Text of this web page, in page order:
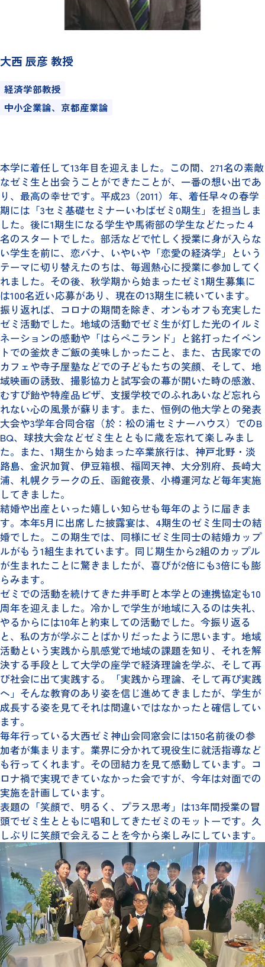
大西 辰彦 教授
経済学部教授
中小企業論、京都産業論
本学に着任して13年目を迎えました。この間、271名の素敵
なゼミ生と出会うことができたことが、一番の想い出であ
り、最高の幸せです。平成23（2011）年、着任早々の春学
期には「3セミ基礎セミナーいわばゼミ0期生」を担当しま
した。後に1期生になる学生や馬術部の学生などたった４
名のスタートでした。部活などで忙しく授業に身が入らな
い学生を前に、恋バナ、いやいや「恋愛の経済学」という
テーマに切り替えたのちは、毎週熱心に授業に参加してく
れました。その後、秋学期から始まったゼミ1期生募集に
は100名近い応募があり、現在の13期生に続いています。
振り返れば、コロナの期間を除き、オンもオフも充実した
ゼミ活動でした。地域の活動でゼミ生が灯した光のイルミ
ネーションの感動や「はらぺこランド」と銘打ったイベン
トでの釜炊きご飯の美味しかったこと、また、古民家での
カフェや寺子屋塾などでの子どもたちの笑顔、そして、地
域映画の誘致、撮影協力と試写会の幕が開いた時の感激、
むすび飴や特産品ピザ、支援学校でのふれあいなど忘れら
れない心の風景が蘇ります。また、恒例の他大学との発表
大会や3学年合同合宿（於：松の浦セミナーハウス）でのB
BQ、球技大会などゼミ生とともに歳を忘れて楽しみまし
た。また、1期生から始まった卒業旅行は、神戸北野・淡
路島、金沢加賀、伊豆箱根、福岡天神、大分別府、長崎大
浦、札幌クラークの丘、函館夜景、小樽運河など毎年実施
してきました。
結婚や出産といった嬉しい知らせも毎年のように届きま
す。本年5月に出席した披露宴は、4期生のゼミ生同士の結
婚でした。この期生では、同様にゼミ生同士の結婚カップ
ルがもう1組生まれています。同じ期生から2組のカップル
が生まれたことに驚きましたが、喜びが2倍にも3倍にも膨
らみます。
ゼミでの活動を続けてきた井手町と本学との連携協定も10
周年を迎えました。冷かしで学生が地域に入るのは失礼、
やるからには10年と約束しての活動でした。今振り返る
と、私の方が学ぶことばかりだったように思います。地域
活動という実践から肌感覚で地域の課題を知り、それを解
決する手段として大学の座学で経済理論を学ぶ、そして再
び社会に出て実践する。「実践から理論、そして再び実践
へ」そんな教育のあり姿を信じ進めてきましたが、学生が
成長する姿を見てそれは間違いではなかったと確信してい
ます。
毎年行っている大西ゼミ神山会同窓会には150名前後の参
加者が集まります。業界に分かれて現役生に就活指導など
も行ってくれます。その団結力を見て感動しています。コ
ロナ禍で実現できていなかった会ですが、今年は対面での
実施を計画しています。
表題の「笑顔で、明るく、プラス思考」は13年間授業の冒
頭でゼミ生とともに唱和してきたゼミのモットーです。久
しぶりに笑顔で会えることを今から楽しみにしています。